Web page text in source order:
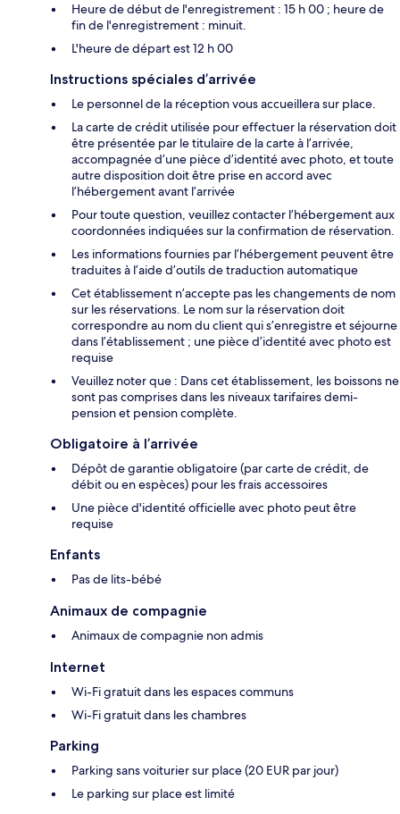
Heure de début de l'enregistrement : 15 h 00 ; heure de
fin de l'enregistrement : minuit.
L'heure de départ est 12 h 00
Instructions spéciales d’arrivée
Le personnel de la réception vous accueillera sur place.
La carte de crédit utilisée pour effectuer la réservation doit
être présentée par le titulaire de la carte à l’arrivée,
accompagnée d’une pièce d’identité avec photo, et toute
autre disposition doit être prise en accord avec
l’hébergement avant l’arrivée
Pour toute question, veuillez contacter l’hébergement aux
coordonnées indiquées sur la confirmation de réservation.
Les informations fournies par l’hébergement peuvent être
traduites à l’aide d’outils de traduction automatique
Cet établissement n’accepte pas les changements de nom
sur les réservations. Le nom sur la réservation doit
correspondre au nom du client qui s’enregistre et séjourne
dans l’établissement ; une pièce d’identité avec photo est
requise
Veuillez noter que : Dans cet établissement, les boissons ne
sont pas comprises dans les niveaux tarifaires demi-
pension et pension complète.
Obligatoire à l’arrivée
Dépôt de garantie obligatoire (par carte de crédit, de
débit ou en espèces) pour les frais accessoires
Une pièce d'identité officielle avec photo peut être
requise
Enfants
Pas de lits-bébé
Animaux de compagnie
Animaux de compagnie non admis
Internet
Wi-Fi gratuit dans les espaces communs
Wi-Fi gratuit dans les chambres
Parking
Parking sans voiturier sur place (20 EUR par jour)
Le parking sur place est limité